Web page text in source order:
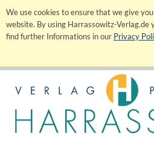
We use cookies to ensure that we give
website. By using Harrassowitz-Verlag.de
find further Informations in our Privacy